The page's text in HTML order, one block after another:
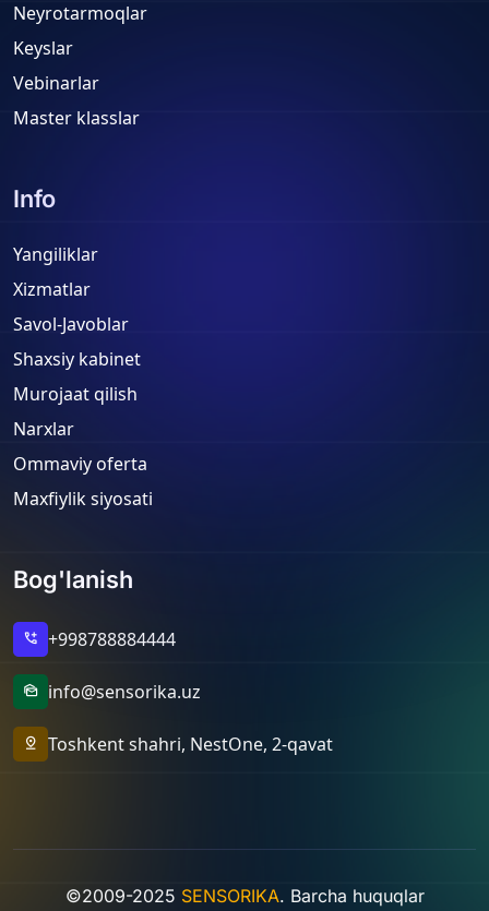
Neyrotarmoqlar
Keyslar
Vebinarlar
Master klasslar
Info
Yangiliklar
Xizmatlar
Savol-Javoblar
Shaxsiy kabinet
Murojaat qilish
Narxlar
Ommaviy oferta
Maxfiylik siyosati
Bog'lanish
add_call +998788884444
mark_as_unread info@sensorika.uz
pin_drop Toshkent shahri, NestOne, 2-qavat
©2009-2025 SENSORIKA. Barcha huquqlar